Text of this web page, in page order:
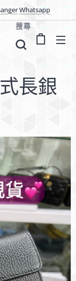
Whatsapp
搜尋
長銀